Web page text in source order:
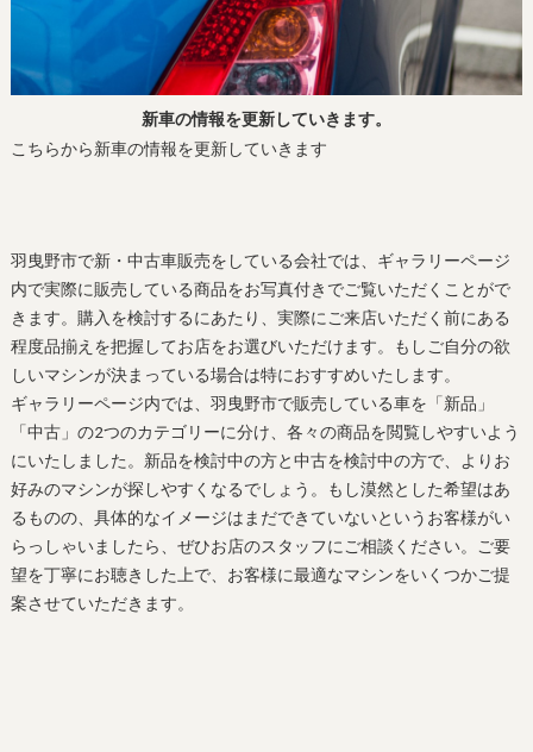
新車の情報を更新していきます。
こちらから新車の情報を更新していきます
羽曳野市で新・中古車販売をしている会社では、ギャラリーページ
内で実際に販売している商品をお写真付きでご覧いただくことがで
きます。購入を検討するにあたり、実際にご来店いただく前にある
程度品揃えを把握してお店をお選びいただけます。もしご自分の欲
しいマシンが決まっている場合は特におすすめいたします。
ギャラリーページ内では、羽曳野市で販売している車を「新品」
「中古」の2つのカテゴリーに分け、各々の商品を閲覧しやすいよう
にいたしました。新品を検討中の方と中古を検討中の方で、よりお
好みのマシンが探しやすくなるでしょう。もし漠然とした希望はあ
るものの、具体的なイメージはまだできていないというお客様がい
らっしゃいましたら、ぜひお店のスタッフにご相談ください。ご要
望を丁寧にお聴きした上で、お客様に最適なマシンをいくつかご提
案させていただきます。